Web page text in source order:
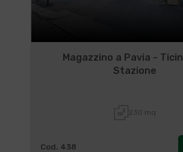
Magazzino a Pavia -
Stazione
230 mq
Cod. 438